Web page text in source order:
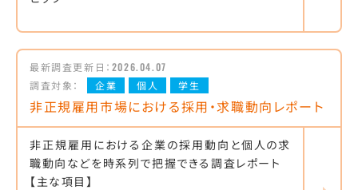
最新調査更新日： 2026.04.07
調査対象：
企業 個人 学生
非正規雇用市場における採用・求職動向レポート
非正規雇用における企業の採用動向と個人の求
職動向などを時系列で把握できる調査レポート
【主な項目】